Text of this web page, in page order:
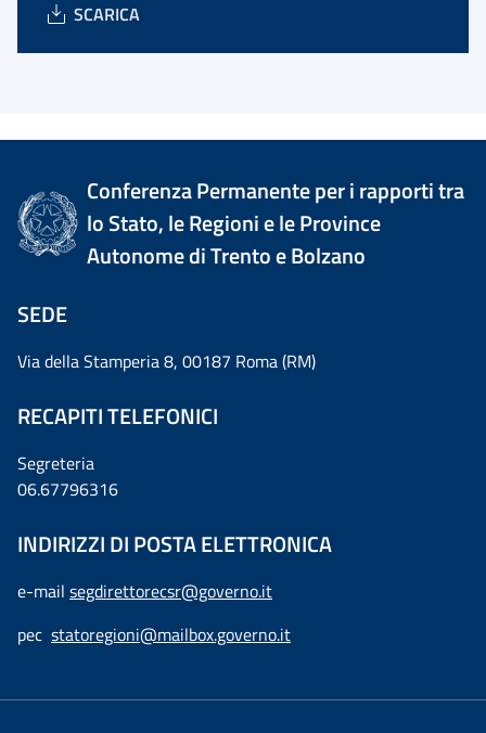
SCARICA
Conferenza Permanente per i rapporti tra
lo Stato, le Regioni e le Province
Autonome di Trento e Bolzano
SEDE
Via della Stamperia 8, 00187 Roma (RM)
RECAPITI TELEFONICI
Segreteria
06.67796316
INDIRIZZI DI POSTA ELETTRONICA
e-mail segdirettorecsr@governo.it
pec statoregioni@mailbox.governo.it